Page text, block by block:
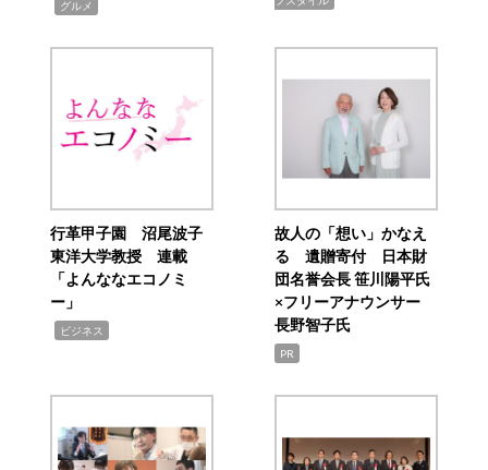
グルメ
行革甲子園 沼尾波子
東洋大学教授 連載
「よんななエコノミ
ー」
ビジネス
故人の「想い」かなえ
る 遺贈寄付 日本財
団名誉会長 笹川陽平氏
×フリーアナウンサー
長野智子氏
PR